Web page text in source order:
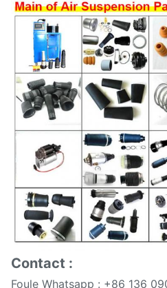
Contact :
Foule Whatsapp : +86 136